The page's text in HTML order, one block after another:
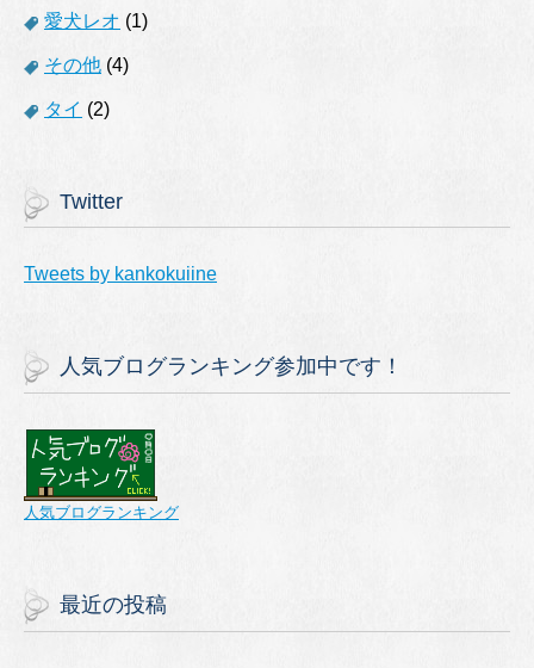
愛犬レオ (1)
その他 (4)
タイ (2)
Twitter
Tweets by kankokuiine
人気ブログランキング参加中です！
人気ブログランキング
最近の投稿